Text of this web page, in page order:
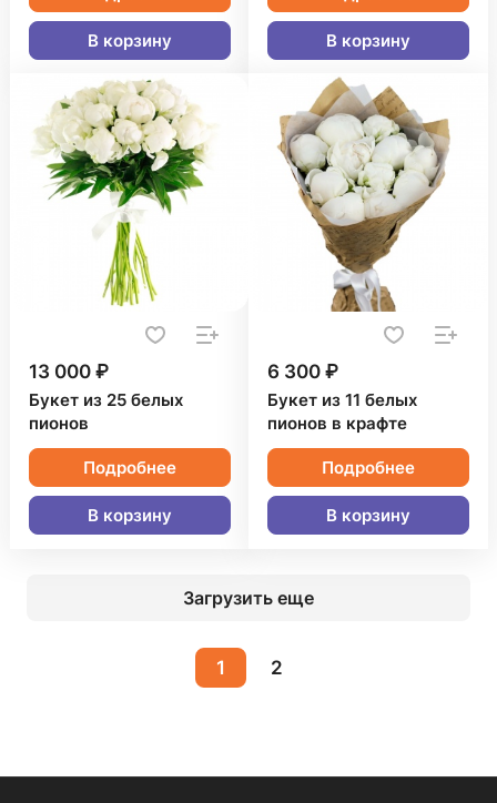
В корзину В корзину
13 000 ₽
Букет из 25 белых
пионов
Подробнее
В корзину
6 300 ₽
Букет из 11 белых
пионов в крафте
Подробнее
В корзину
Загрузить еще
1 2